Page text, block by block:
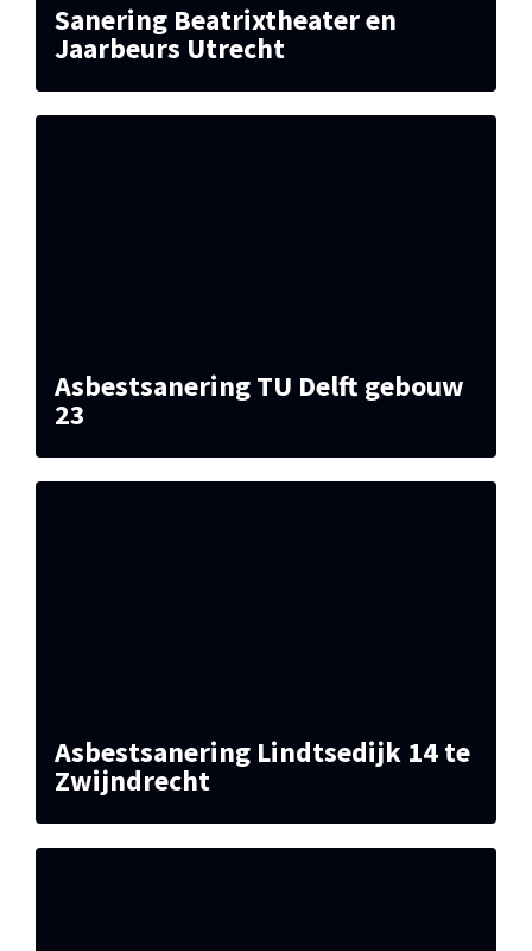
Sanering Beatrixtheater en
Jaarbeurs Utrecht
Asbestsanering TU Delft gebouw
23
Asbestsanering Lindtsedijk 14 te
Zwijndrecht